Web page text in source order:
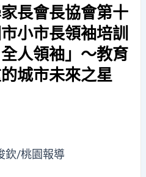
長會長協會第十
小市長領袖培訓
人領袖」～教育
城市未來之星
欽/桃園報導